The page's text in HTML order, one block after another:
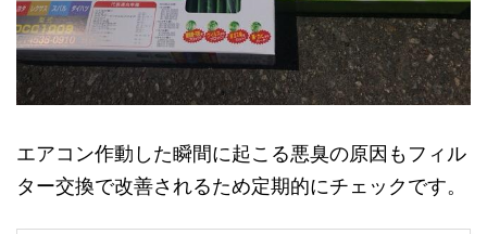
エアコン作動した瞬間に起こる悪臭の原因もフィル
ター交換で改善されるため定期的にチェックです。